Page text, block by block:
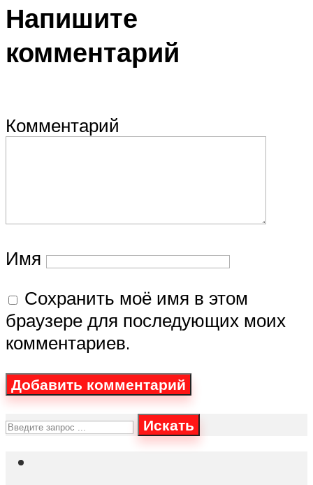
Напишите
комментарий
Комментарий
Имя
Сохранить моё имя в этом
браузере для последующих моих
комментариев.
Искать